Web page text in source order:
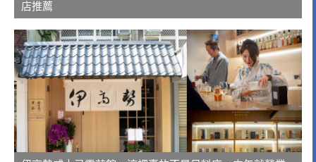
店推薦